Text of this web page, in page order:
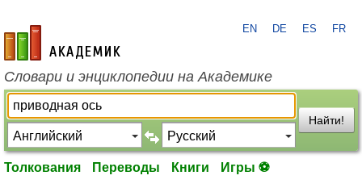
academic.ru
EN DE ES FR
Словари и энциклопедии на Академике
Найти!
Толкования Переводы Книги Игры ⚽